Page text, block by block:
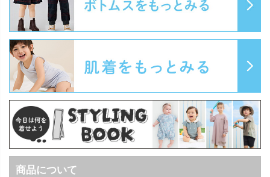
商品について